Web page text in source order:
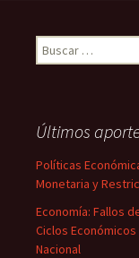
Buscar:
Últimos
Políticas
Monetaria y
Economía: Fallos
Ciclos Económicos
Nacional